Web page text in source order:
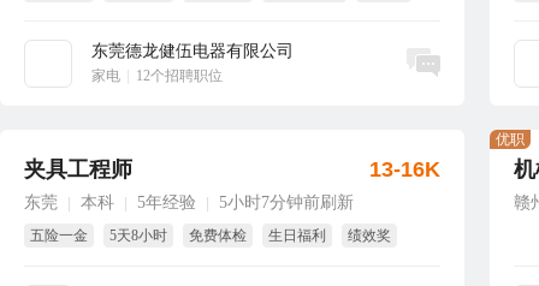
东莞德龙健伍电器有限公司
家电 12个招聘职位
立即沟通
夹具工程师
东莞 本科 5年经验 5小时7分钟前刷新
五险一金 5天8小时 免费体检 生日福利
绩效奖
13-16K
赣
优职